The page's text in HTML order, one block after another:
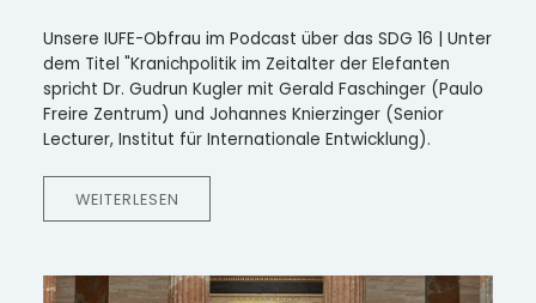
Unsere IUFE-Obfrau im Podcast über das SDG 16 | Unter
dem Titel "Kranichpolitik im Zeitalter der Elefanten
spricht Dr. Gudrun Kugler mit Gerald Faschinger (Paulo
Freire Zentrum) und Johannes Knierzinger (Senior
Lecturer, Institut für Internationale Entwicklung).
WEITERLESEN